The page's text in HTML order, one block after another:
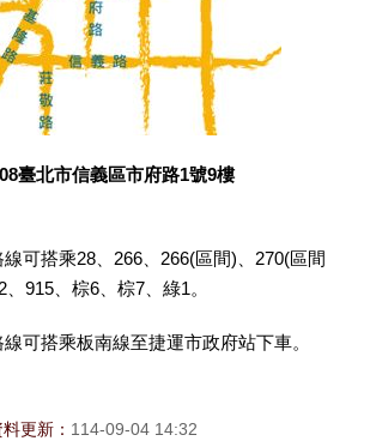
臺北市信義區市府路1號9樓
可搭乘28、266、266(區間)、270(區間
915、棕6、棕7、綠1。
可搭乘板南線至捷運市政府站下車。
料更新： 114-09-04 14:32